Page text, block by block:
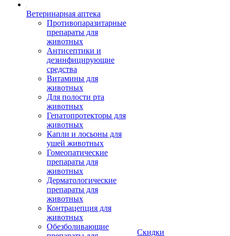
Ветеринарная аптека
Противопаразитарные
препараты для
животных
Антисептики и
дезинфицирующие
средства
Витамины для
животных
Для полости рта
животных
Гепатопротекторы для
животных
Капли и лосьоны для
ушей животных
Гомеопатические
препараты для
животных
Дерматологические
препараты для
животных
Контрацепция для
животных
Обезболивающие
Скидки